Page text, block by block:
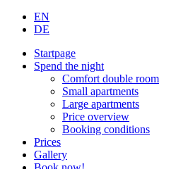
EN
DE
Startpage
Spend the night
Comfort double room
Small apartments
Large apartments
Price overview
Booking conditions
Prices
Gallery